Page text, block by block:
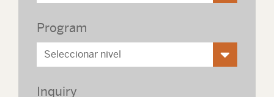
Program
Inquiry